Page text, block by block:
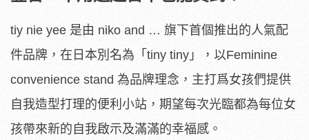
tiy nie yee 是由 niko and … 旗下首個推出的人氣配
件品牌，在日本別名為「tiny tiny」，以Feminine
convenience stand 為品牌理念，主打爲女孩們提供
自我造型打理的便利小站，期望每次光臨都為每位女
孩帶來新的自我啟示及滿滿的幸福感。